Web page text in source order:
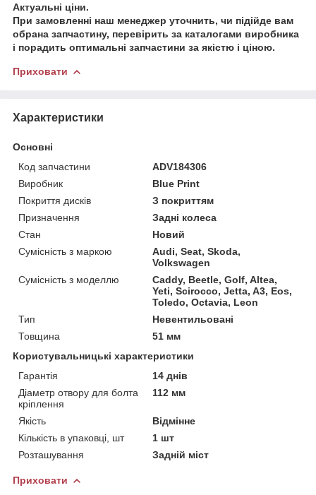
Актуальні ціни.
При замовленні наш менеджер уточнить, чи підійде вам
обрана запчастину, перевірить за каталогами виробника
і порадить оптимальні запчастини за якістю і ціною.
Приховати
Характеристики
Основні
Код запчастини
ADV184306
Виробник
Blue Print
Покриття дисків
З покриттям
Призначення
Задні колеса
Стан
Новий
Сумісність з маркою
Audi, Seat, Skoda,
Volkswagen
Сумісність з моделлю
Caddy, Beetle, Golf, Altea,
Yeti, Scirocco, Jetta, A3, Eos,
Toledo, Octavia, Leon
Тип
Невентильовані
Товщина
51 мм
Користувальницькі характеристики
Гарантія
14 днів
Діаметр отвору для болта
кріплення
112 мм
Якість
Відмінне
Кількість в упаковці, шт
1 шт
Розташування
Задній міст
Приховати